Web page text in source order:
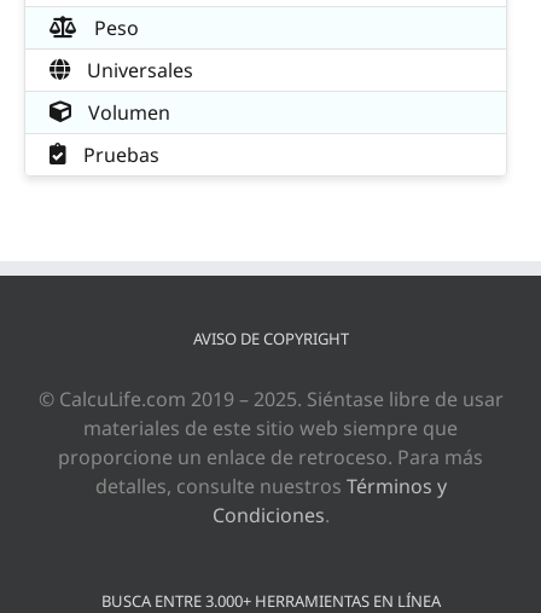
Peso
Universales
Volumen
Pruebas
AVISO DE COPYRIGHT
© CalcuLife.com 2019 – 2025. Siéntase libre de usar
materiales de este sitio web siempre que
proporcione un enlace de retroceso. Para más
detalles, consulte nuestros Términos y
Condiciones.
BUSCA ENTRE 3.000+ HERRAMIENTAS EN LÍNEA